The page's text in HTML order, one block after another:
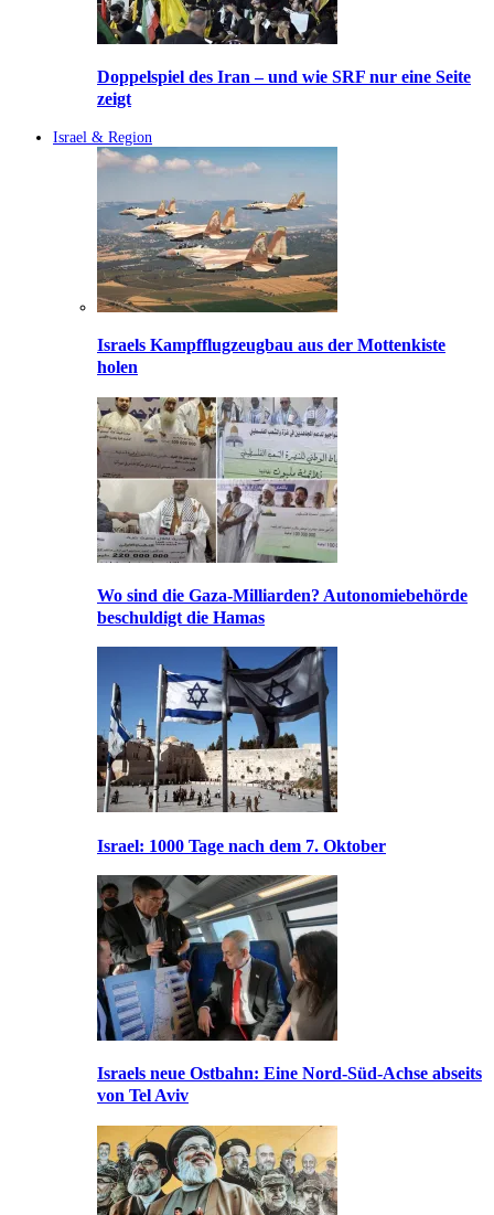
Doppelspiel des Iran – und wie SRF nur eine Seite
zeigt
Israel & Region
Israels Kampfflugzeugbau aus der Mottenkiste
holen
Wo sind die Gaza-Milliarden? Autonomiebehörde
beschuldigt die Hamas
Israel: 1000 Tage nach dem 7. Oktober
Israels neue Ostbahn: Eine Nord-Süd-Achse abseits
von Tel Aviv